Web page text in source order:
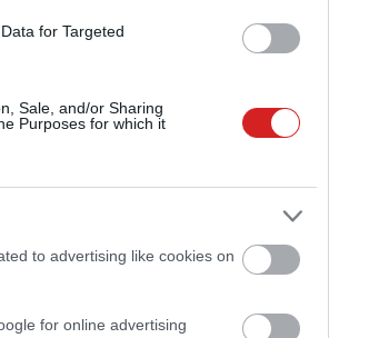
for Targeted
Sale, and/or Sharing
Purposes for which it
to advertising like cookies on
for online advertising
és gyanús
a
csalóktól
méretek öltő
át, hogy